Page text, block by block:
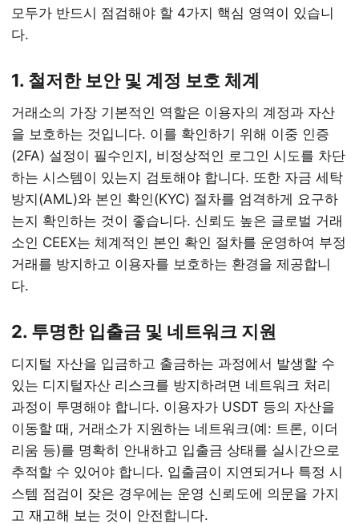
모두가 반드시 점검해야 할 4가지 핵심 영역이 있습니
다.
1. 철저한 보안 및 계정 보호 체계
거래소의 가장 기본적인 역할은 이용자의 계정과 자산
을 보호하는 것입니다. 이를 확인하기 위해 이중 인증
(2FA) 설정이 필수인지, 비정상적인 로그인 시도를 차단
하는 시스템이 있는지 검토해야 합니다. 또한 자금 세탁
방지(AML)와 본인 확인(KYC) 절차를 엄격하게 요구하
는지 확인하는 것이 좋습니다. 신뢰도 높은 글로벌 거래
소인 CEEX는 체계적인 본인 확인 절차를 운영하여 부정
거래를 방지하고 이용자를 보호하는 환경을 제공합니
다.
2. 투명한 입출금 및 네트워크 지원
디지털 자산을 입금하고 출금하는 과정에서 발생할 수
있는 디지털자산 리스크를 방지하려면 네트워크 처리
과정이 투명해야 합니다. 이용자가 USDT 등의 자산을
이동할 때, 거래소가 지원하는 네트워크(예: 트론, 이더
리움 등)를 명확히 안내하고 입출금 상태를 실시간으로
추적할 수 있어야 합니다. 입출금이 지연되거나 특정 시
스템 점검이 잦은 경우에는 운영 신뢰도에 의문을 가지
고 재고해 보는 것이 안전합니다.